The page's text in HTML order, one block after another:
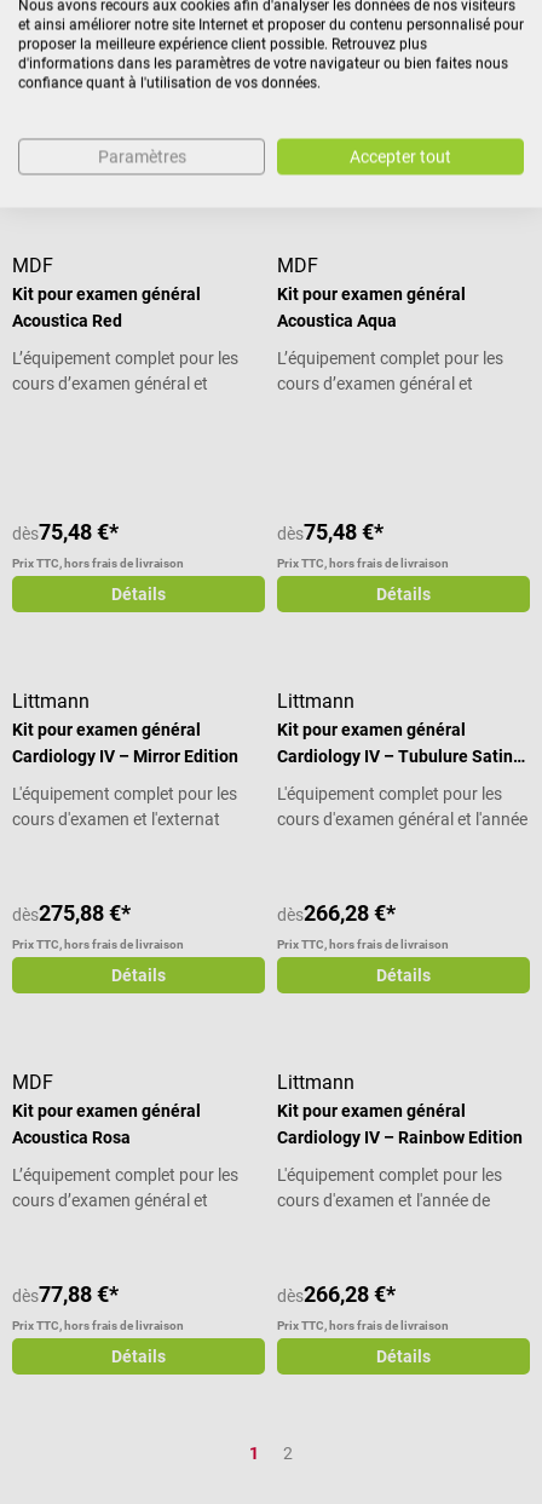
275,88 €*
Détails
l’année de pratique
63,48 €*
Détails
MDF
Kit pour examen général
Acoustica Red
L’équipement complet pour les
cours d’examen général et
dès75,48 €*
Prix TTC, hors frais de livraison
Détails
MDF
Kit pour examen général
Acoustica Aqua
L’équipement complet pour les
cours d’examen général et
dès75,48 €*
Prix TTC, hors frais de livraison
Détails
Littmann
Kit pour examen général
Cardiology IV – Mirror Edition
L'équipement complet pour les
cours d'examen et l'externat
dès275,88 €*
Prix TTC, hors frais de livraison
Détails
Littmann
Kit pour examen général
Cardiology IV – Tubulure Satin
Finish
L'équipement complet pour les
cours d'examen général et l'année
dès266,28 €*
Prix TTC, hors frais de livraison
Détails
MDF
Kit pour examen général
Acoustica Rosa
L’équipement complet pour les
cours d’examen général et
dès77,88 €*
Prix TTC, hors frais de livraison
Détails
Littmann
Kit pour examen général
Cardiology IV – Rainbow Edition
L'équipement complet pour les
cours d'examen et l'année de
dès266,28 €*
Prix TTC, hors frais de livraison
Détails
Page
1 Page
2
Nous avons recours aux cookies afin d'analyser les données de nos visiteurs
et ainsi améliorer notre site Internet et proposer du contenu personnalisé pour
proposer la meilleure expérience client possible. Retrouvez plus
d'informations dans les paramètres de votre navigateur ou bien faites nous
confiance quant à l'utilisation de vos données.
Paramètres Accepter tout